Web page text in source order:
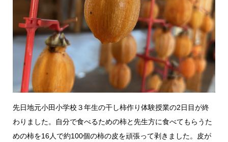
先日地元小田小学校３年生の干し柿作り体験授業の2日目が終
わりました。自分で食べるための柿と先生方に食べてもらうた
めの柿を16人で約100個の柿の皮を頑張って剥きました。皮が